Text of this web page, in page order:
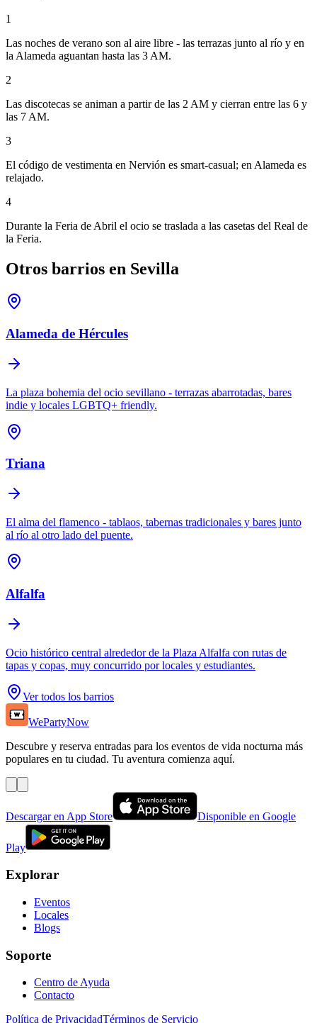
1
Las noches de verano son al aire libre - las terrazas junto al río y en
la Alameda aguantan hasta las 3 AM.
2
Las discotecas se animan a partir de las 2 AM y cierran entre las 6 y
las 7 AM.
3
El código de vestimenta en Nervión es smart-casual; en Alameda es
relajado.
4
Durante la Feria de Abril el ocio se traslada a las casetas del Real de
la Feria.
Otros barrios en Sevilla
Alameda de Hércules
La plaza bohemia del ocio sevillano - terrazas abarrotadas, bares
indie y locales LGBTQ+ friendly.
Triana
El alma del flamenco - tablaos, tabernas tradicionales y bares junto
al río al otro lado del puente.
Alfalfa
Ocio histórico central alrededor de la Plaza Alfalfa con rutas de
tapas y copas, muy concurrido por locales y estudiantes.
Ver todos los barrios
WePartyNow
Descubre y reserva entradas para los eventos de vida nocturna más
populares en tu ciudad. Tu aventura comienza aquí.
Descargar en App Store Disponible en Google
Play
Explorar
Eventos
Locales
Blogs
Soporte
Centro de Ayuda
Contacto
Política de PrivacidadTérminos de Servicio